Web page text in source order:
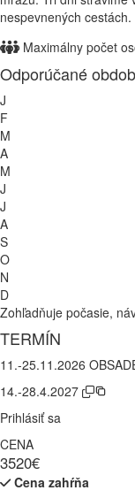
nespevnených
Maximálny počet
Odporúčané
J
F
M
A
M
J
J
A
S
O
N
D
Zohľadňuje počasie,
TERMÍN
11.-25.11.2026
14.-28.4.2027
Prihlásiť sa
CENA
3520€
Cena zahŕňa